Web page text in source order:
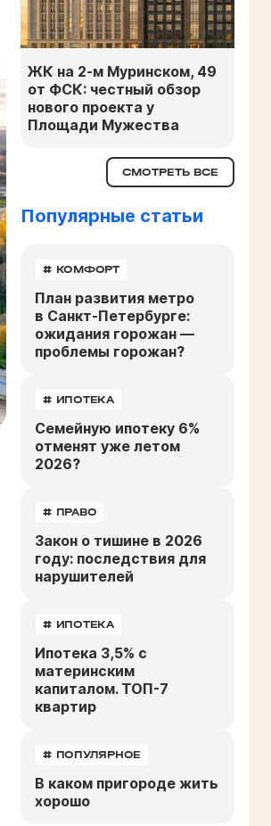
ЖК на 2-м Муринском, 49
от ФСК: честный обзор
нового проекта у
Площади Мужества
СМОТРЕТЬ ВСЕ
Популярные статьи
# КОМФОРТ
План развития метро
в Санкт-Петербурге:
ожидания горожан —
проблемы горожан?
# ИПОТЕКА
Семейную ипотеку 6%
отменят уже летом
2026?
# ПРАВО
Закон о тишине в 2026
году: последствия для
нарушителей
# ИПОТЕКА
Ипотека 3,5% с
материнским
капиталом. ТОП-7
квартир
# ПОПУЛЯРНОЕ
В каком пригороде жить
хорошо